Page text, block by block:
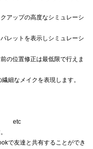
アップの高度なシミュレーシ
レットを表示しシミュレーシ
の位置修正は最低限で行えま
細なメイクを表現します。
etc
で友達と共有することができ